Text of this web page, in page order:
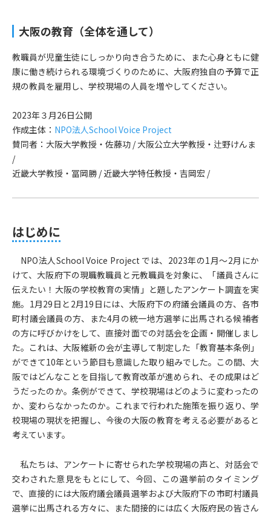
大阪の教育（全体を通して）
教職員が児童生徒にしっかり向き合うために、また心身ともに健
康に働き続けられる環境づくりのために、大阪府独自の予算で正
規の教員を雇用し、学校現場の人員を増やしてください。
2023年３月26日公開
作成主体： NPO法人School Voice Project
賛同者：大阪大学教授・佐藤功 / 大阪公立大学教授・辻野けんま
/
近畿大学教授・冨岡勝 / 近畿大学特任教授・吉岡宏 /
はじめに
NPO法人School Voice Project では、2023年の1月〜2月にか
けて、大阪府下の現職教職員と元教職員を対象に、「議員さんに
伝えたい！大阪の学校教育の実情​​」と題したアンケート調査を実
施。1月29日と2月19日には、大阪府下の府議会議員の方、各市
町村議会議員の方、また4月の統一地方選挙に出馬される候補者
の方に呼びかけをして、直接対面での対話会を企画・開催しまし
た。これは、大阪維新の会が主導して制定した「教育基本条例」
ができて10年という節目も意識した取り組みでした。この間、大
阪ではどんなことを目指して教育改革が進められ、その成果はど
うだったのか。条例ができて、学校現場はどのように変わったの
か、変わらなかったのか。これまで行われた施策を振り返り、学
校現場の現状を把握し、今後の大阪の教育を考える必要があると
考えています。
私たちは、アンケートに寄せられた学校現場の声と、対話会で
交わされた意見をもとにして、今回、この選挙前のタイミング
で、直接的には大阪府議会議員選挙および大阪府下の市町村議員
選挙に出馬される方々に、また間接的には広く大阪府民の皆さん